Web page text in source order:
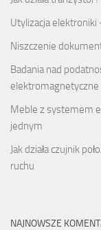
Utylizacja
Niszczenie
Badania nad
elektromagnetyczne
Meble z systemem
jednym
Jak działa czujnik
ruchu
NAJNOWSZE